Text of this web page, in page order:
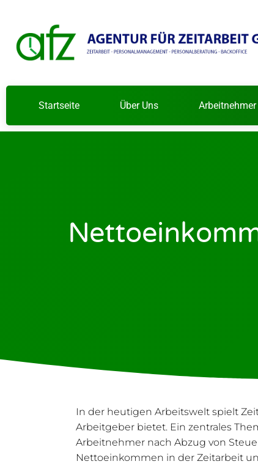
Startseite Über Uns Arbeitnehmer
In der heutigen Arbeitswelt spielt
Arbeitgeber bietet. Ein zentrales
Arbeitnehmer nach Abzug von
Nettoeinkommen in der Zeitarbeit